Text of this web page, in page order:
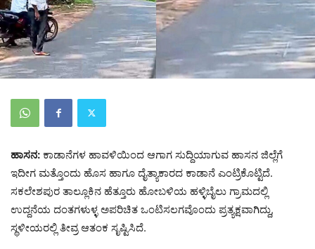
ಹಾಸನ: ಕಾಡಾನೆಗಳ ಹಾವಳಿಯಿಂದ ಆಗಾಗ ಸುದ್ದಿಯಾಗುವ ಹಾಸನ ಜಿಲ್ಲೆಗೆ
ಇದೀಗ ಮತ್ತೊಂದು ಹೊಸ ಹಾಗೂ ದೈತ್ಯಾಕಾರದ ಕಾಡಾನೆ ಎಂಟ್ರಿಕೊಟ್ಟಿದೆ.
ಸಕಲೇಶಪುರ ತಾಲ್ಲೂಕಿನ ಹೆತ್ತೂರು ಹೋಬಳಿಯ ಹಳ್ಳಿಬೈಲು ಗ್ರಾಮದಲ್ಲಿ
ಉದ್ದನೆಯ ದಂತಗಳುಳ್ಳ ಅಪರಿಚಿತ ಒಂಟಿಸಲಗವೊಂದು ಪ್ರತ್ಯಕ್ಷವಾಗಿದ್ದು,
ಸ್ಥಳೀಯರಲ್ಲಿ ತೀವ್ರ ಆತಂಕ ಸೃಷ್ಟಿಸಿದೆ.